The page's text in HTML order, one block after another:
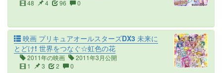
48
4 96 0
映画 プリキュアオールスターズDX3 未来に
とどけ! 世界をつなぐ☆虹色の花
2011年の映画
2011年3月公開
1
3 2 0